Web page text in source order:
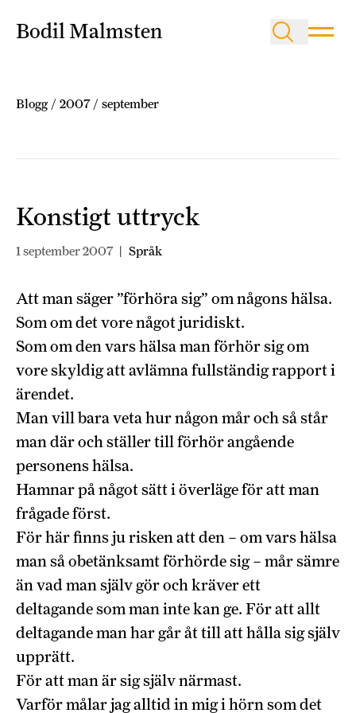
Bodil Malmsten
Blogg / 2007 / september
Konstigt uttryck
1 september 2007 | Språk
Att man säger ”förhöra sig” om någons hälsa.
Som om det vore något juridiskt.
Som om den vars hälsa man förhör sig om
vore skyldig att avlämna fullständig rapport i
ärendet.
Man vill bara veta hur någon mår och så står
man där och ställer till förhör angående
personens hälsa.
Hamnar på något sätt i överläge för att man
frågade först.
För här finns ju risken att den – om vars hälsa
man så obetänksamt förhörde sig – mår sämre
än vad man själv gör och kräver ett
deltagande som man inte kan ge. För att allt
deltagande man har går åt till att hålla sig själv
upprätt.
För att man är sig själv närmast.
Varför målar jag alltid in mig i hörn som det